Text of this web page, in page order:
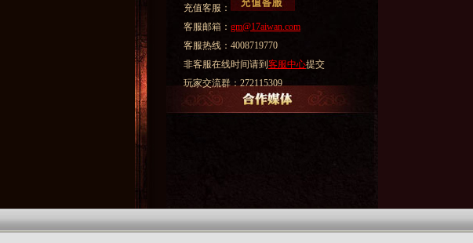
充值客服：
客服邮箱： gm@17aiwan.com
客服热线：4008719770
非客服在线时间请到 客服中心提交
玩家交流群：272115309